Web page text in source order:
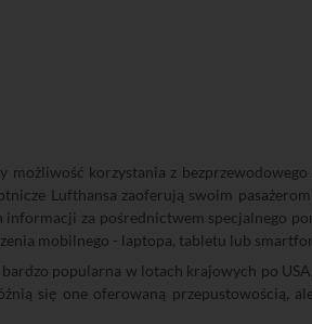
korzystania z
Lufthansa zaoferują swoim
za pośrednictwem specjalnego
mobilnego - laptopa, tabletu lub
popularna w lotach krajowych po USA,
się one oferowaną przepustowością,